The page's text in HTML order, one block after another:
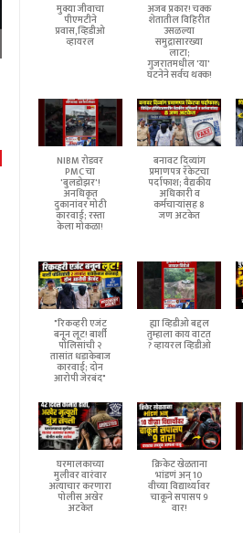
मुक्या जीवाचा
पीएमटीने
प्रवास,व्हिडीओ
व्हायरल
अजब प्रकार! चक्क
शेतातील विहिरीत
उसळल्या
समुद्रासारख्या
लाटा;
गुजरातमधील 'या'
घटनेने सर्वच थक्क!
NIBM रोडवर
PMC चा
'बुलडोझर'!
अनधिकृत
दुकानांवर मोठी
कारवाई; रस्ता
केला मोकळा!
बनावट दिव्यांग
प्रमाणपत्र रॅकेटचा
पर्दाफाश; वैद्यकीय
अधिकारी व
कर्मचाऱ्यांसह 8
जण अटकेत
"रिकव्हरी एजंट
बनून लूट! बार्शी
पोलिसांची २
तासांत धडाकेबाज
कारवाई; दोन
आरोपी जेरबंद"
ह्या व्हिडीओ बद्दल
तुम्हाला काय वाटत
? व्हायरल व्हिडीओ
घरमालकाच्या
मुलीवर वारंवार
अत्याचार करणारा
पोलीस अखेर
अटकेत
क्रिकेट खेळताना
भांडणं अन् 10
वीच्या विद्यार्थ्यावर
चाकूने सपासप 9
वार!